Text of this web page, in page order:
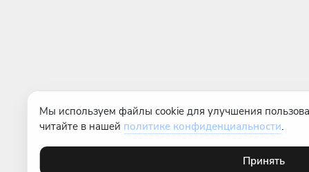
Мы используем файлы cookie для улучшения
читайте в нашей политике конфиденциальности.
Принять